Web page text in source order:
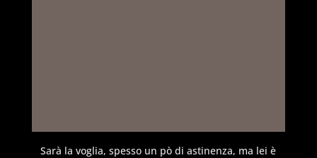
Sarà la voglia, spesso un pò di astinenza, ma lei è